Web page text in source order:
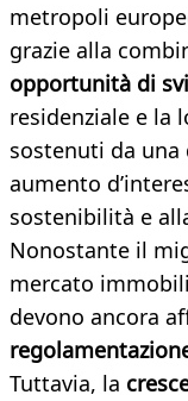
metropoli
grazie alla
opportunità di
residenziale e la
sostenuti da una
aumento
sostenibilità e
Nonostante il
mercato
devono ancora
Tuttavia, la